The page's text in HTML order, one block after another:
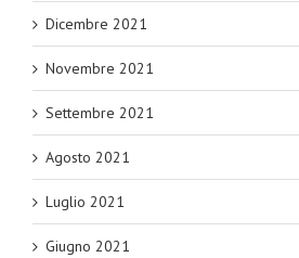
Dicembre 2021
Novembre 2021
Settembre 2021
Agosto 2021
Luglio 2021
Giugno 2021